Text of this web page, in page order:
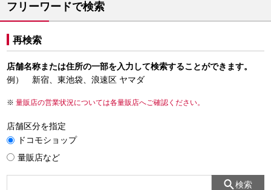
フリーワードで検索
再検索
店舗名称または住所の一部を入力して検索することができます。
例） 新宿、東池袋、浪速区 ヤマダ
量販店の営業状況については各量販店へご確認ください。
店舗区分を指定
ドコモショップ
量販店など
検索